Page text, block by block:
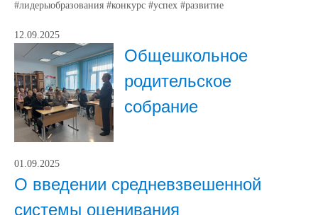
#лидерыобразования #конкурс #успех #развитие
12.09.2025
Общешкольное
родительское
собрание
01.09.2025
О введении средневзвешенной
системы оценивания